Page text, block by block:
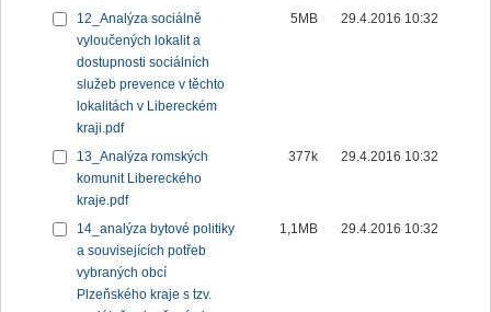
12_Analýza sociálně
vyloučených lokalit a
dostupnosti sociálních
služeb prevence v těchto
lokalitách v Libereckém
kraji.pdf
5MB 29.4.2016 10:32
13_Analýza romských
komunit Libereckého
kraje.pdf
377k 29.4.2016 10:32
14_analýza bytové politiky
a souvisejících potřeb
vybraných obcí
Plzeňského kraje s tzv.
1,1MB 29.4.2016 10:32